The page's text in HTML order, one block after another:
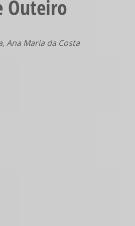
Outeiro
Ana Maria da Costa